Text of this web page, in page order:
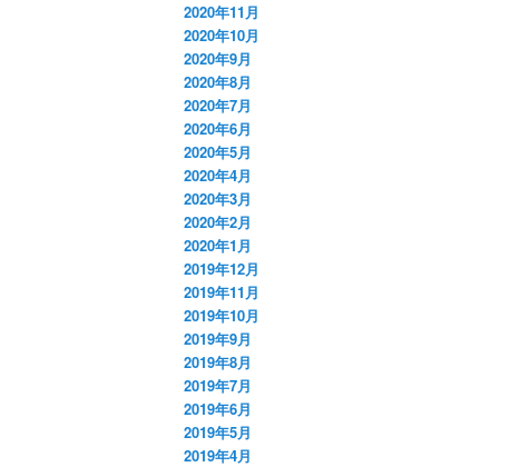
2020年11月
2020年10月
2020年9月
2020年8月
2020年7月
2020年6月
2020年5月
2020年4月
2020年3月
2020年2月
2020年1月
2019年12月
2019年11月
2019年10月
2019年9月
2019年8月
2019年7月
2019年6月
2019年5月
2019年4月